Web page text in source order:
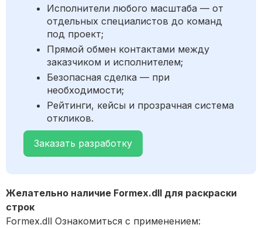
Исполнители любого масштаба — от
отдельных специалистов до команд
под проект;
Прямой обмен контактами между
заказчиком и исполнителем;
Безопасная сделка — при
необходимости;
Рейтинги, кейсы и прозрачная система
откликов.
Заказать разработку
Желательно наличие Formex.dll для раскраски
строк
Formex.dll Ознакомиться с применением: